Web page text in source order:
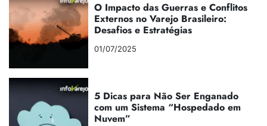
O Impacto das Guerras e Conflitos
Externos no Varejo Brasileiro:
Desafios e Estratégias
01/07/2025
5 Dicas para Não Ser Enganado
com um Sistema “Hospedado em
Nuvem”